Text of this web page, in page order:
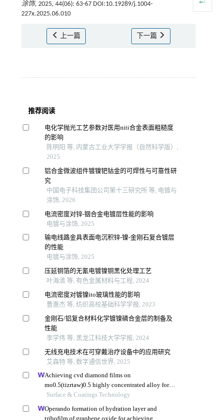
涂饰, 2025, 44(06): 63-67 DOI:10.19289/j.1004-
227x.2025.06.010
上一篇 下一篇